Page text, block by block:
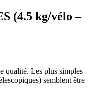
(4.5 kg/vélo –
qualité. Les plus simples
semblent être